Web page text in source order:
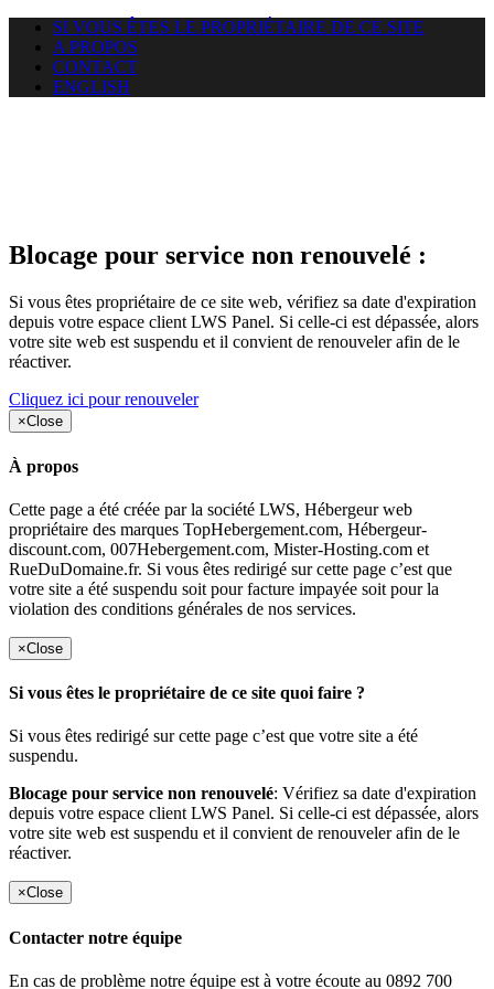
SI VOUS ÊTES LE PROPRIÉTAIRE DE CE SITE
A PROPOS
CONTACT
ENGLISH
Blocage pour service non renouvelé :
Si vous êtes propriétaire de ce site web, vérifiez sa date d'expiration
depuis votre espace client LWS Panel. Si celle-ci est dépassée, alors
votre site web est suspendu et il convient de renouveler afin de le
réactiver.
Cliquez ici pour renouveler
×Close
À propos
Cette page a été créée par la société LWS, Hébergeur web
propriétaire des marques TopHebergement.com, Hébergeur-
discount.com, 007Hebergement.com, Mister-Hosting.com et
RueDuDomaine.fr. Si vous êtes redirigé sur cette page c’est que
votre site a été suspendu soit pour facture impayée soit pour la
violation des conditions générales de nos services.
×Close
Si vous êtes le propriétaire de ce site quoi faire ?
Si vous êtes redirigé sur cette page c’est que votre site a été
suspendu.
Blocage pour service non renouvelé: Vérifiez sa date d'expiration
depuis votre espace client LWS Panel. Si celle-ci est dépassée, alors
votre site web est suspendu et il convient de renouveler afin de le
réactiver.
×Close
Contacter notre équipe
En cas de problème notre équipe est à votre écoute au 0892 700